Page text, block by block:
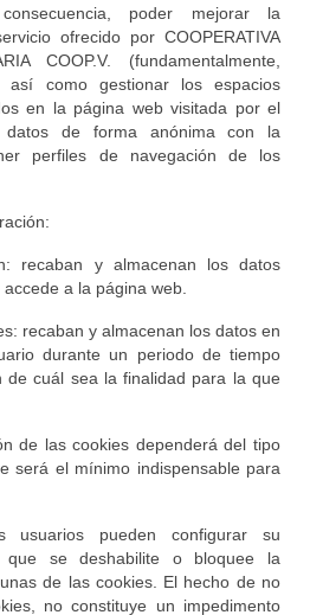
poder mejorar la
ofrecido por COOPERATIVA
COOP.V. (fundamentalmente,
así como gestionar los espacios
en la página web visitada por el
datos de forma anónima con la
perfiles de navegación de los
recaban y almacenan los datos
a la página web.
recaban y almacenan los datos en
durante un periodo de tiempo
de cuál sea la finalidad para la que
de las cookies dependerá del tipo
será el mínimo indispensable para
usuarios pueden configurar su
que se deshabilite o bloquee la
de las cookies. El hecho de no
no constituye un impedimento